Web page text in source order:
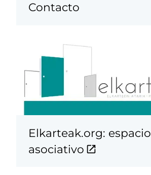
Contacto
Elkarteak.org: espacio
asociativo